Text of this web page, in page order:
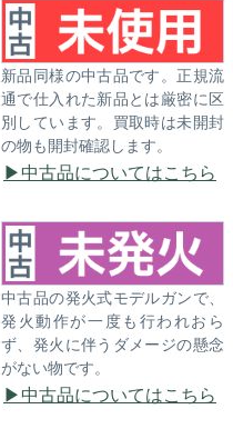
新品同様の中古品です。正規流
通で仕入れた新品とは厳密に区
別しています。買取時は未開封
の物も開封確認します。
中古品についてはこちら
中古品の発火式モデルガンで、
発火動作が一度も行われおら
ず、発火に伴うダメージの懸念
がない物です。
中古品についてはこちら